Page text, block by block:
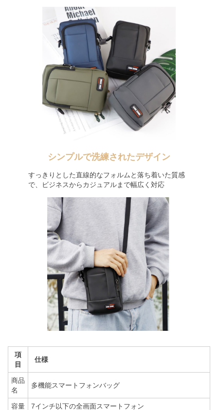
シンプルで洗練されたデザイン
すっきりとした直線的なフォルムと落ち着いた質感
で、ビジネスからカジュアルまで幅広く対応
項
目
仕様
商品
名
多機能スマートフォンバッグ
容量 7インチ以下の全画面スマートフォン